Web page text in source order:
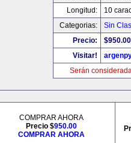
Longitud:
10
Categorias:
Sin
Precio:
$950.00
Visitar!
Serán
COMPRAR AHORA
Precio $950.00
COMPRAR AHORA